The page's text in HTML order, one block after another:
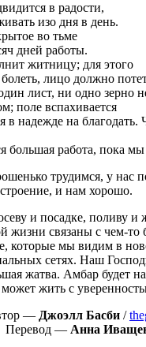
в радости,
изо дня в день.
во тьме
дней работы.
житницу; для этого
лицо должно
лист, ни одно зерно
поле вспахивается
в надежде на
большая работа, пока
трудимся, у нас
и нам хорошо.
и посадке, поливу и
жизни связаны с чем-
которые мы видим в
сетях. Наш
жатва. Амбар будет
жить с
— Джоэлл Басби /
Перевод — Анна